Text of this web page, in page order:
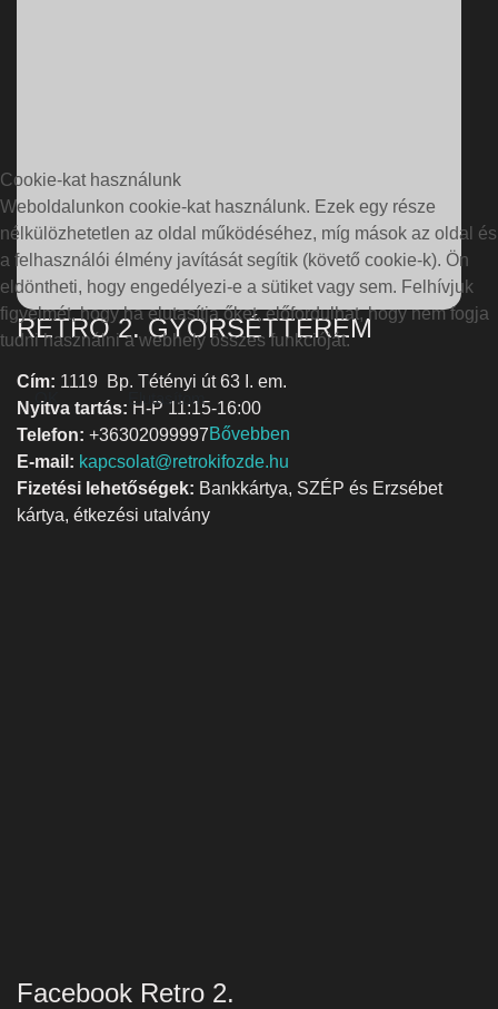
RETRO 2. GYORSÉTTEREM
Cím: 1119 Bp. Tétényi út 63 I. em.
Nyitva tartás: H-P 11:15-16:00
Telefon: +36302099997
E-mail: kapcsolat@retrokifozde.hu
Fizetési lehetőségek: Bankkártya, SZÉP és Erzsébet
kártya, étkezési utalvány
Facebook Retro 2.
Cookie-kat használunk
Weboldalunkon cookie-kat használunk. Ezek egy része
nélkülözhetetlen az oldal működéséhez, míg mások az oldal és
a felhasználói élmény javítását segítik (követő cookie-k). Ön
eldöntheti, hogy engedélyezi-e a sütiket vagy sem. Felhívjuk
figyelmét, hogy ha elutasítja őket, előfordulhat, hogy nem fogja
tudni használni a webhely összes funkcióját.
OK
Elutasítom
Bővebben